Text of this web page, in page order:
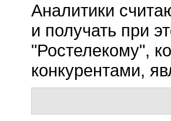
Аналитики
и получать при
"Ростелекому",
конкурентами,